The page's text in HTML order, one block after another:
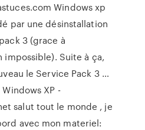
Windows xp
par une désinstallation
3 (grace à
impossible). Suite à ça,
le Service Pack 3 …
XP -
salut tout le monde , je
avec mon materiel: